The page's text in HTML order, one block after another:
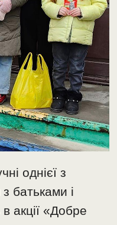
однієї з
батьками і
акції «Добре